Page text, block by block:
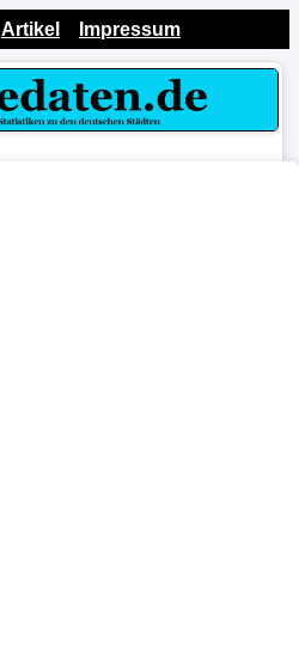
Artikel Impressum